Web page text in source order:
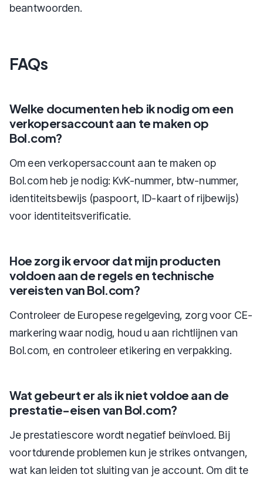
beantwoorden.
FAQs
Welke documenten heb ik nodig om een
verkopersaccount aan te maken op
Bol.com?
Om een verkopersaccount aan te maken op
Bol.com heb je nodig: KvK-nummer, btw-nummer,
identiteitsbewijs (paspoort, ID-kaart of rijbewijs)
voor identiteitsverificatie.
Hoe zorg ik ervoor dat mijn producten
voldoen aan de regels en technische
vereisten van Bol.com?
Controleer de Europese regelgeving, zorg voor CE-
markering waar nodig, houd u aan richtlijnen van
Bol.com, en controleer etikering en verpakking.
Wat gebeurt er als ik niet voldoe aan de
prestatie-eisen van Bol.com?
Je prestatiescore wordt negatief beïnvloed. Bij
voortdurende problemen kun je strikes ontvangen,
wat kan leiden tot sluiting van je account. Om dit te